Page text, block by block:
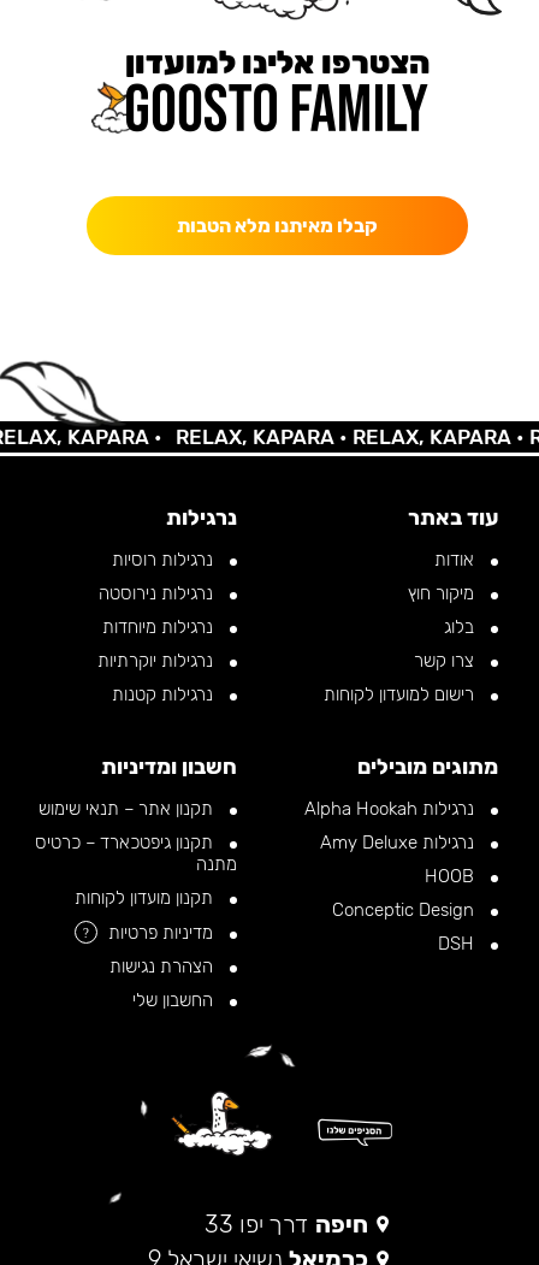
הצטרפו אלינו למועדון
קבלו מאיתנו מלא הטבות
KAPARA • RELAX, KAPARA •RELAX, KAPARA •
עוד באתר
אודות
מיקור חוץ
בלוג
צרו קשר
רישום למועדון לקוחות
נרגילות
נרגילות רוסיות
נרגילות נירוסטה
נרגילות מיוחדות
נרגילות יוקרתיות
נרגילות קטנות
מתוגים מובילים
נרגילות Alpha Hookah
נרגילות Amy Deluxe
חשבון ומדיניות
תקנון אתר – תנאי שימוש
תקנון גיפטכארד – כרטיס
מתנה
תקנון מועדון לקוחות
מדיניות פרטיות
?
הצהרת נגישות
החשבון שלי
חיפה דרך יפו 33
כרמיאל נשיאי ישראל 9